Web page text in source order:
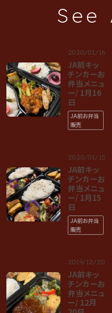
See
2020/01/16
JA前キッ
チンカーお
弁当メニュ
ー/ 1月16
日
JA前お弁当
販売
2020/01/15
JA前キッ
チンカーお
弁当メニュ
ー/ 1月15
日
JA前お弁当
販売
2019/12/20
JA前キッ
チンカーお
弁当メニュ
ー/ 12月